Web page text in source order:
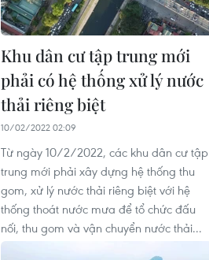
Khu dân cư tập trung mới
phải có hệ thống xử lý nước
thải riêng biệt
10/02/2022 02:09
Từ ngày 10/2/2022, các khu dân cư tập
trung mới phải xây dựng hệ thống thu
gom, xử lý nước thải riêng biệt với hệ
thống thoát nước mưa để tổ chức đấu
nối, thu gom và vận chuyển nước thải...